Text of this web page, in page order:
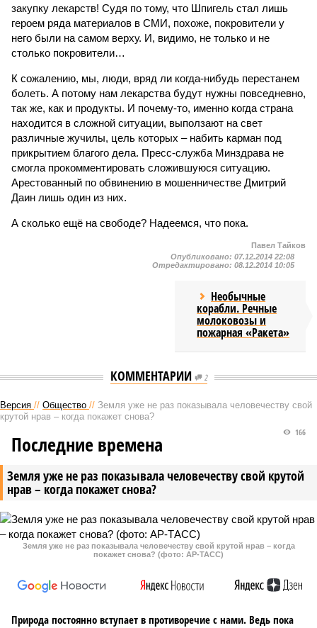
закупку лекарств! Судя по тому, что Шпигель стал лишь
героем ряда материалов в СМИ, похоже, покровители у
него были на самом верху. И, видимо, не только и не
столько покровители…
К сожалению, мы, люди, вряд ли когда-нибудь перестанем
болеть. А потому нам лекарства будут нужны повседневно,
так же, как и продукты. И почему-то, именно когда страна
находится в сложной ситуации, выползают на свет
различные жучилы, цель которых – набить карман под
прикрытием благого дела. Пресс-служба Минздрава не
смогла прокомментировать сложившуюся ситуацию.
Арестованный по обвинению в мошенничестве Дмитрий
Даин лишь один из них.
А сколько ещё на свободе? Надеемся, что пока.
Павел Тайков
Опубликовано: 07.12.2014 22:08
Отредактировано: 08.12.2014 10:05
Необычные
корабли. Речные
молоковозы и
пожарная «Ракета»
КОММЕНТАРИИ 2
Версия // Общество // Земля уже не раз показывала человечеству свой
крутой нрав – когда покажет снова?
Земля уже не раз показывала человечеству свой крутой
нрав – когда покажет снова?
166
Последние времена
Земля уже не раз показывала человечеству свой крутой нрав – когда
покажет снова? (фото: АР-ТАСС)
Природа постоянно вступает в противоречие с нами. Ведь пока